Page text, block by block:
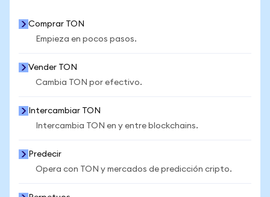
Comprar TON
Empieza en pocos pasos.
Vender TON
Cambia TON por efectivo.
Intercambiar TON
Intercambia TON en y entre blockchains.
Predecir
Opera con TON y mercados de predicción cripto.